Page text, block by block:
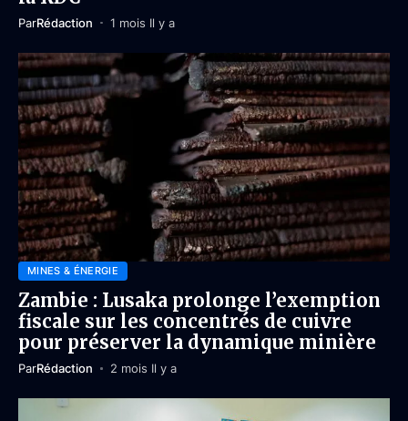
ParRédaction 1 mois Il y a
MINES & ÉNERGIE
Zambie : Lusaka prolonge l’exemption
fiscale sur les concentrés de cuivre
pour préserver la dynamique minière
ParRédaction 2 mois Il y a